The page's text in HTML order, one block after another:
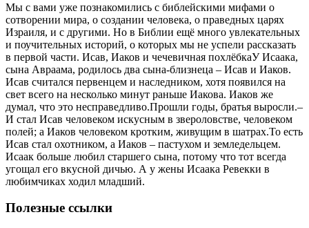
Мы с вами уже познакомились с библейскими мифами о
сотворении мира, о создании человека, о праведных царях
Израиля, и с другими. Но в Библии ещё много увлекательных
и поучительных историй, о которых мы не успели рассказать
в первой части. Исав, Иаков и чечевичная похлёбкаУ Исаака,
сына Авраама, родилось два сына-близнеца – Исав и Иаков.
Исав считался первенцем и наследником, хотя появился на
свет всего на несколько минут раньше Иакова. Иаков же
думал, что это несправедливо.Прошли годы, братья выросли.–
И стал Исав человеком искусным в звероловстве, человеком
полей; а Иаков человеком кротким, живущим в шатрах.То есть
Исав стал охотником, а Иаков – пастухом и земледельцем.
Исаак больше любил старшего сына, потому что тот всегда
угощал его вкусной дичью. А у жены Исаака Ревекки в
любимчиках ходил младший.
Полезные ссылки